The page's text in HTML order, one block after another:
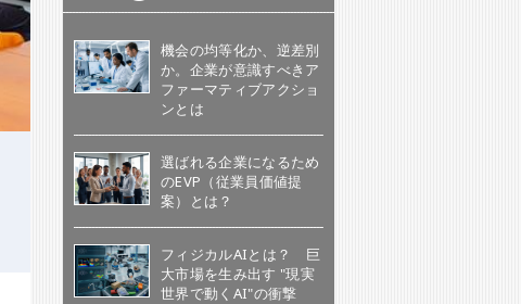
機会の均等化か、逆差別
か。企業が意識すべきア
ファーマティブアクショ
ンとは
選ばれる企業になるため
のEVP（従業員価値提
案）とは？
フィジカルAIとは？ 巨
大市場を生み出す "現実
世界で動くAI"の衝撃